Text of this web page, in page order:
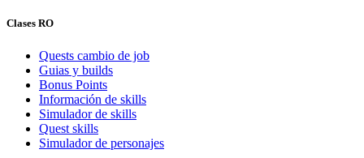
Clases RO
Quests cambio de job
Guias y builds
Bonus Points
Información de skills
Simulador de skills
Quest skills
Simulador de personajes